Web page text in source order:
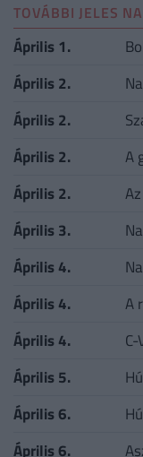
TOVÁBBI JELES
Április 1.
Április 2.
Április 2.
Április 2.
A
Április 2.
Április 3.
Április 4.
Április 4.
A
Április 4.
Április 5.
Április 6.
Április 6.